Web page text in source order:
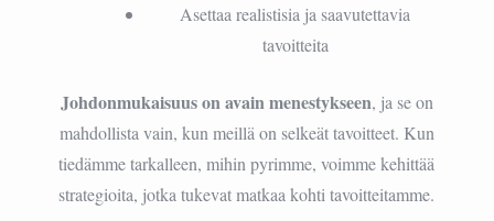
Asettaa realistisia ja saavutettavia
tavoitteita
Johdonmukaisuus on avain menestykseen, ja se on
mahdollista vain, kun meillä on selkeät tavoitteet. Kun
tiedämme tarkalleen, mihin pyrimme, voimme kehittää
strategioita, jotka tukevat matkaa kohti tavoitteitamme.